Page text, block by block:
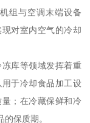
组与空调末端设备
现对室内空气的冷却
库等领域发挥着重
于冷却食品加工设
；在冷藏保鲜和冷
保质期。